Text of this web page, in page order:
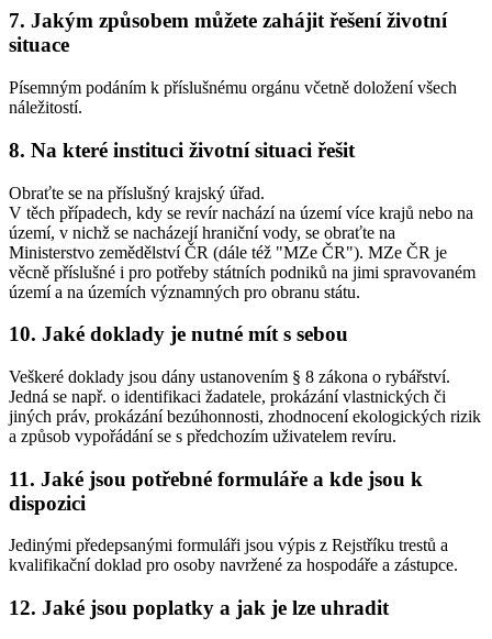
7. Jakým způsobem můžete zahájit řešení životní
situace
Písemným podáním k příslušnému orgánu včetně doložení všech
náležitostí.
8. Na které instituci životní situaci řešit
Obraťte se na příslušný krajský úřad.
V těch případech, kdy se revír nachází na území více krajů nebo na
území, v nichž se nacházejí hraniční vody, se obraťte na
Ministerstvo zemědělství ČR (dále též "MZe ČR"). MZe ČR je
věcně příslušné i pro potřeby státních podniků na jimi spravovaném
území a na územích významných pro obranu státu.
10. Jaké doklady je nutné mít s sebou
Veškeré doklady jsou dány ustanovením § 8 zákona o rybářství.
Jedná se např. o identifikaci žadatele, prokázání vlastnických či
jiných práv, prokázání bezúhonnosti, zhodnocení ekologických rizik
a způsob vypořádání se s předchozím uživatelem revíru.
11. Jaké jsou potřebné formuláře a kde jsou k
dispozici
Jedinými předepsanými formuláři jsou výpis z Rejstříku trestů a
kvalifikační doklad pro osoby navržené za hospodáře a zástupce.
12. Jaké jsou poplatky a jak je lze uhradit